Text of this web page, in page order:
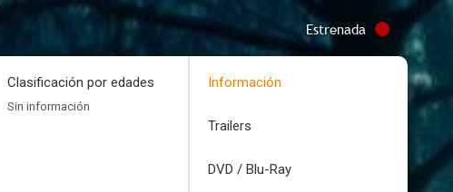
Estrenada
Clasificación por edades
Sin información
Información
Trailers
DVD / Blu-Ray